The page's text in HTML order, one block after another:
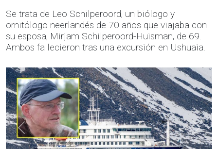
Se trata de Leo Schilperoord, un biólogo y
ornitólogo neerlandés de 70 años que viajaba con
su esposa, Mirjam Schilperoord-Huisman, de 69.
Ambos fallecieron tras una excursión en Ushuaia.
Anterior